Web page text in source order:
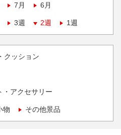
7月 6月
3週 2週 1週
クッション
・アクセサリー
物 その他景品